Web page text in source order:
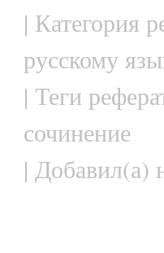
| Категория
русскому
| Теги
сочинение
| Добавил(а)